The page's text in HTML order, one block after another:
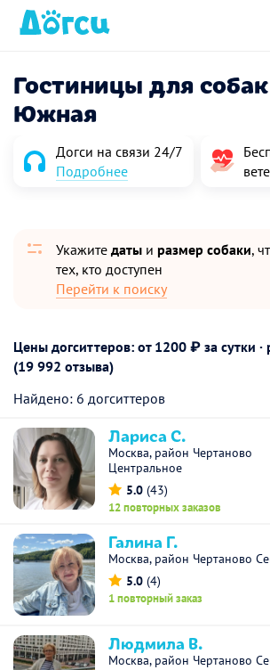
Гостиницы для
Южная
Догси на связи 24/7
Подробнее
Укажите даты и размер собаки,
тех, кто доступен
Перейти к поиску
Цены догситтеров: от 1200 ₽ за сутки ·
(19 992 отзыва)
Найдено: 6 догситтеров
Лариса С.
Москва, район Чертаново
Центральное
5.0 (43)
12 повторных заказов
Галина Г.
Москва, район Чертаново
5.0 (4)
1 повторный заказ
Людмила В.
Москва, район Чертаново